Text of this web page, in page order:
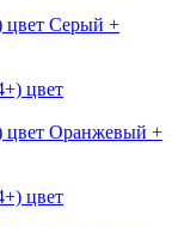
цвет Серый +
цвет Оранжевый +